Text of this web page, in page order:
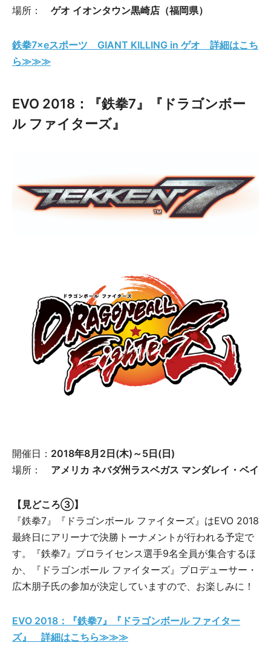
場所： ゲオ イオンタウン黒崎店（福岡県）
鉄拳7×eスポーツ GIANT KILLING in ゲオ 詳細はこち
ら≫≫≫
EVO 2018：『鉄拳7』『ドラゴンボー
ル ファイターズ』
開催日： 2018年8月2日(木)～5日(日)
場所： アメリカ ネバダ州ラスベガス マンダレイ・ベイ
【見どころ③】
『鉄拳7』『ドラゴンボール ファイターズ』はEVO 2018
最終日にアリーナで決勝トーナメントが行われる予定で
す。『鉄拳7』プロライセンス選手9名全員が集合するほ
か、『ドラゴンボール ファイターズ』プロデューサー・
広木朋子氏の参加が決定していますので、お楽しみに！
EVO 2018：『鉄拳7』『ドラゴンボール ファイター
ズ』 詳細はこちら≫≫≫